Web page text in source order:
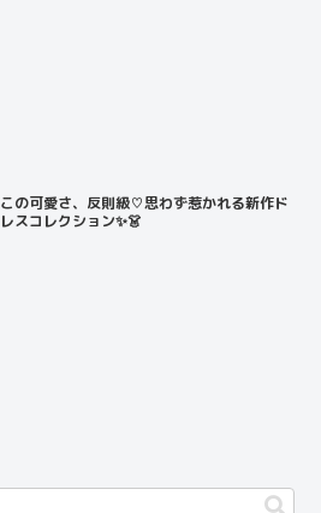
この可愛さ、反則級♡思わず惹かれる新作ド
レスコレクション✨👗